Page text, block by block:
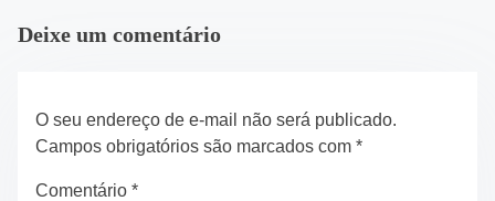
Deixe um comentário
O seu endereço de e-mail não será publicado.
Campos obrigatórios são marcados com *
Comentário *